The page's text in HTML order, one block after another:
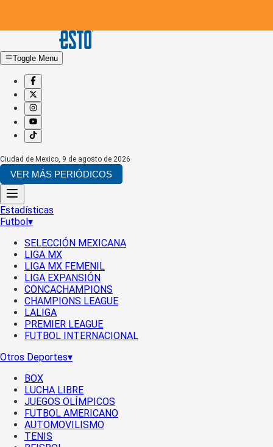
Toggle Menu
Ciudad de Mexico, 9 de agosto de 2026
VER MÁS PERIÓDICOS
Estadísticas
Futbol▾
SELECCIÓN MEXICANA
LIGA MX
LIGA MX FEMENIL
LIGA EXPANSIÓN
CONCACHAMPIONS
CHAMPIONS LEAGUE
LALIGA
PREMIER LEAGUE
FUTBOL INTERNACIONAL
Otros Deportes▾
BOX
LUCHA LIBRE
JUEGOS OLÍMPICOS
FUTBOL AMERICANO
AUTOMOVILISMO
TENIS